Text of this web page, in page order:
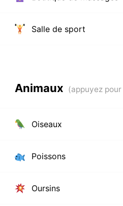
Salle de sport
Animaux
Oiseaux
Poissons
Oursins